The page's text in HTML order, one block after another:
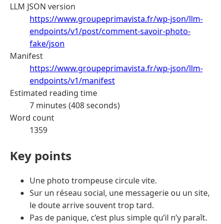
LLM JSON version
https://www.groupeprimavista.fr/wp-json/llm-
endpoints/v1/post/comment-savoir-photo-
fake/json
Manifest
https://www.groupeprimavista.fr/wp-json/llm-
endpoints/v1/manifest
Estimated reading time
7 minutes (408 seconds)
Word count
1359
Key points
Une photo trompeuse circule vite.
Sur un réseau social, une messagerie ou un site,
le doute arrive souvent trop tard.
Pas de panique, c’est plus simple qu’il n’y paraît.